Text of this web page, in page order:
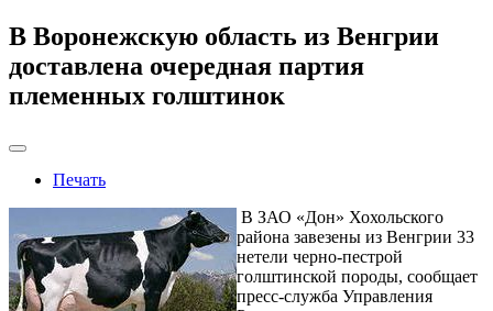
В Воронежскую область из Венгрии
доставлена очередная партия
племенных голштинок
Печать
В ЗАО «Дон» Хохольского
района завезены из Венгрии 33
нетели черно-пестрой
голштинской породы, сообщает
пресс-служба Управления